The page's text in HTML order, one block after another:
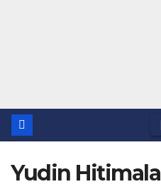
Yudin Hitimala